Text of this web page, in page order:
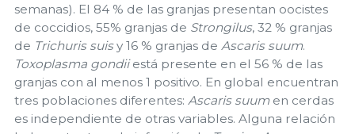
semanas). El 84 % de las granjas presentan oocistes
de coccidios, 55% granjas de Strongilus, 32 % granjas
de Trichuris suisy 16 % granjas de Ascaris suum.
Toxoplasma gondiiestá presente en el 56 % de las
granjas con al menos 1 positivo. En global encuentran
tres poblaciones diferentes: Ascaris suumen cerdas
es independiente de otras variables. Alguna relación